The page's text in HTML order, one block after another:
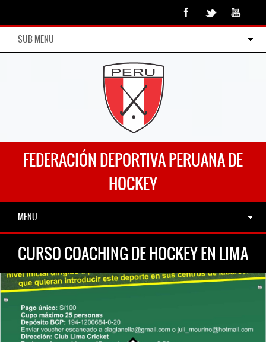
SUB MENU
FEDERACIÓN DEPORTIVA PERUANA DE
HOCKEY
MENU
CURSO COACHING DE HOCKEY EN LIMA